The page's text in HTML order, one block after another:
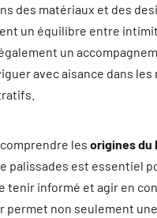
des matériaux et des
un équilibre entre
un
avec aisance dans les
les origines du
palissades est essentiel
tenir informé et agir en
permet non seulement